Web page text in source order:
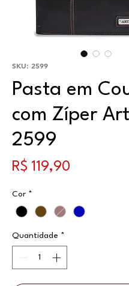
SKU: 2599
Pasta em
com Zíper
2599
R$ 119,90
Cor *
Quantidade *